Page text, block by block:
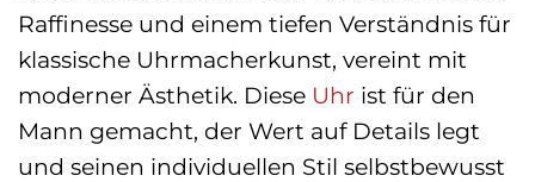
Raffinesse und einem tiefen Verständnis für
klassische Uhrmacherkunst, vereint mit
moderner Ästhetik. Diese Uhr ist für den
Mann gemacht, der Wert auf Details legt
und seinen individuellen Stil selbstbewusst